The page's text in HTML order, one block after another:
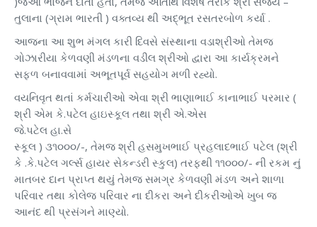
તુલાના (ગ્રામ ભારતી ) વક્તવ્ય થી અદ્ભૂત રસતરબોળ કર્યા .
આજના આ શુભ મંગલ કારી દિવસે સંસ્થાના વડાશ્રીઓ તેમજ
ગોઝારીયા કેળવણી મંડળના વડીલ શ્રીઓ દ્વારા આ કાર્યક્રમને
સફળ બનાવવામાં અભૂતપૂર્વ સહયોગ મળી રહ્યો.
વયનિવૃત થતાં કર્મચારીઓ એવા શ્રી ભાણાભાઈ કાનાભાઈ પરમાર (
શ્રી એમ કે.પટેલ હાઇસ્કૂલ તથા શ્રી એ.એસ
જે.પટેલ હા.સે
સ્કૂલ ) ૩૧૦૦૦/-, તેમજ શ્રી હસમુખભાઈ પ્રહલાદભાઈ પટેલ (શ્રી
કે .કે.પટેલ ગર્લ્સ હાયર સેકન્ડરી સ્કુલ) તરફથી ૧૧૦૦૦/- ની રકમ નું
માતબર દાન પ્રાપ્ત થયું તેમજ સમગ્ર કેળવણી મંડળ અને શાળા
પરિવાર તથા કોલેજ પરિવાર ના દીકરા અને દીકરીઓએ ખુબ જ
આનંદ થી પ્રસંગને માણ્યો.